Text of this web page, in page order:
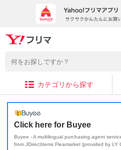
カテゴリから探す
Click here for Buyee
Buyee - A multilingual purchasing agent
from JDirectItems Fleamarket (provided by LY